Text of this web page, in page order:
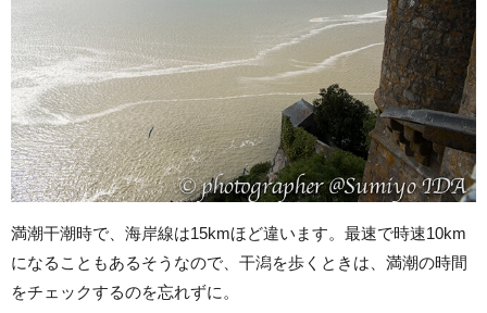
満潮干潮時で、海岸線は15kmほど違います。最速で時速10km
になることもあるそうなので、干潟を歩くときは、満潮の時間
をチェックするのを忘れずに。